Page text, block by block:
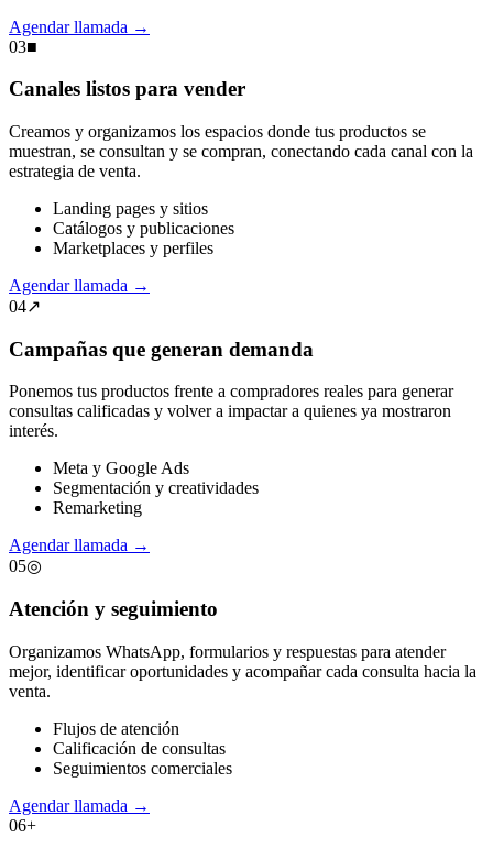
Agendar llamada →
03■
Canales listos para vender
Creamos y organizamos los espacios donde tus productos se
muestran, se consultan y se compran, conectando cada canal con la
estrategia de venta.
Landing pages y sitios
Catálogos y publicaciones
Marketplaces y perfiles
Agendar llamada →
04↗
Campañas que generan demanda
Ponemos tus productos frente a compradores reales para generar
consultas calificadas y volver a impactar a quienes ya mostraron
interés.
Meta y Google Ads
Segmentación y creatividades
Remarketing
Agendar llamada →
05◎
Atención y seguimiento
Organizamos WhatsApp, formularios y respuestas para atender
mejor, identificar oportunidades y acompañar cada consulta hacia la
venta.
Flujos de atención
Calificación de consultas
Seguimientos comerciales
Agendar llamada →
06+